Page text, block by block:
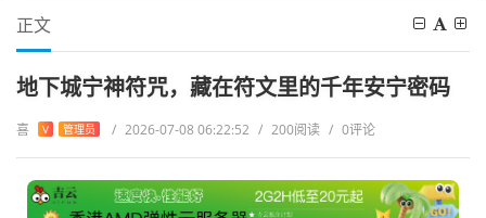
正文
地下城宁神符咒，藏在符文里的千年安宁密码
喜 V 管理员 / 2026-07-08 06:22:52 / 200阅读 / 0评论